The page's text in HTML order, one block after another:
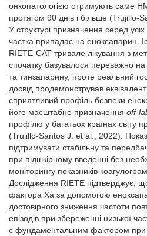
онкопатологією отримують саме
протягом 90 днів і більше (Trujillo-
У структурі призначення серед
частка припадає на еноксапарин.
RIETE-CAT тривале лікування з
спочатку базувалося переважно на
та тинзапарину, проте реальний
досвід продемонстрував
сприятливий профіль безпеки
його масштабне призначення off-
профілю у багатьох країнах світу
(Trujillo-Santos J. et al., 2022).
підтримувати стабільну та
при підшкірному введенні без
моніторингу показників
Дослідження RIETE підтверджує,
фактора Xa за допомогою
достовірного зниження частоти
епізодів при збереженні низької
є фундаментальним фактором при